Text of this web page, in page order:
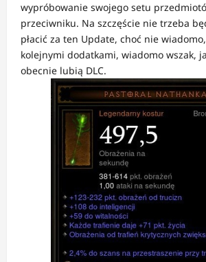
wypróbowanie swojego setu
przeciwniku. Na szczęście nie trzeba
płacić za ten Update, choć nie
kolejnymi dodatkami, wiadomo wszak,
obecnie lubią DLC.